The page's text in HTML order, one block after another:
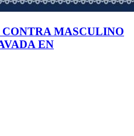
MASCULINO
EN